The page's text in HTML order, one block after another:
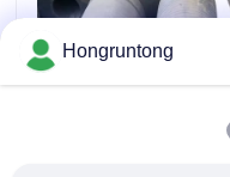
Dok
Yokohama
Hongruntong